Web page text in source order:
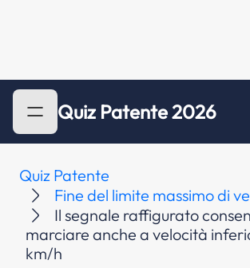
Quiz Patente 2026
Quiz Patente
Fine del limite massimo di
Il segnale raffigurato
marciare anche a velocità
km/h